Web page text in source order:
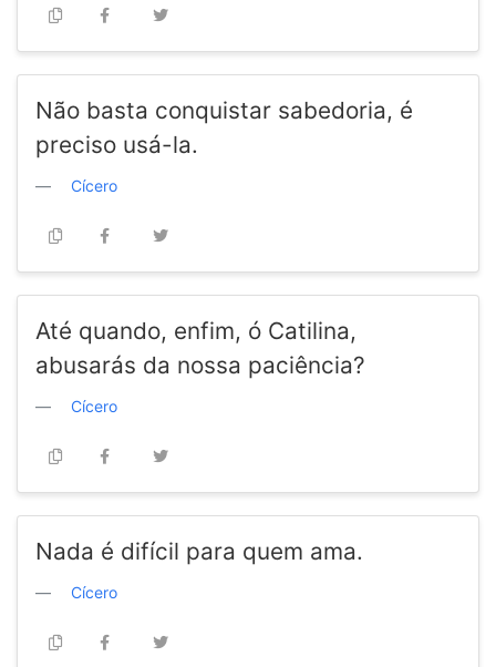
Não basta conquistar sabedoria, é
preciso usá-la.
Cícero
Até quando, enfim, ó Catilina,
abusarás da nossa paciência?
Cícero
Nada é difícil para quem ama.
Cícero